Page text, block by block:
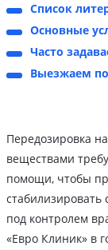
Список
Основные
Часто
Выезжаем
Передозировка
веществами
помощи, чтобы
стабилизировать
под контролем
«Евро Клиник» в